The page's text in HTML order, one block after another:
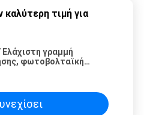
τιμή για
Ελάχιστη γραμμή
φωτοβολταϊκή